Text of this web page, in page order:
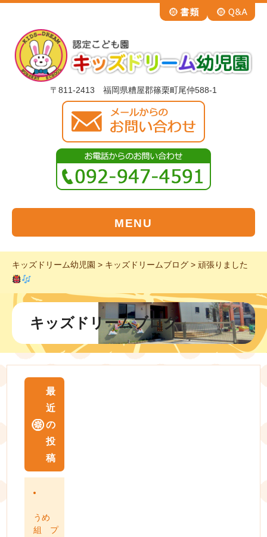
〒811-2413 福岡県糟屋郡篠栗町尾仲588-1
MENU
キッズドリーム幼児園 > キッズドリームブログ > 頑張りました
キッズドリームブログ
最
近
の
投
稿
うめ
組 プ